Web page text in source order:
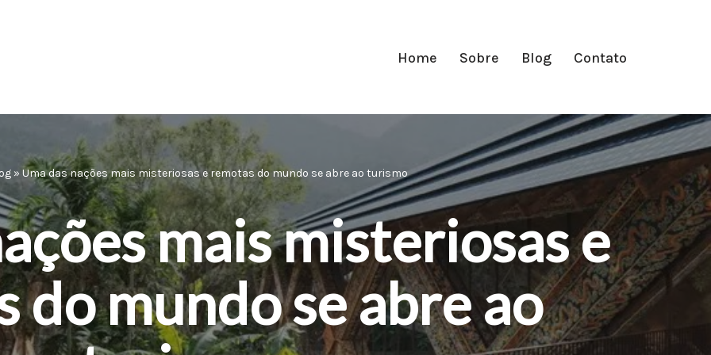
Home Sobre Blog Contato
» Uma das nações mais misteriosas e remotas do mundo se abre ao turismo
mais misteriosas e
do mundo se abre ao